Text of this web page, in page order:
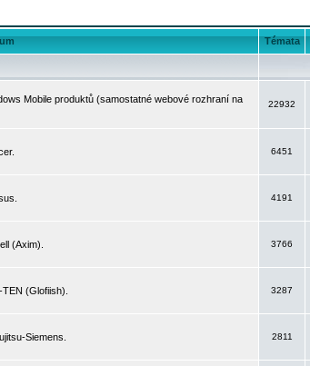
Témata
Mobile produktů (samostatné webové rozhraní na
22932
6451
4191
(Axim).
3766
(Glofiish).
3287
Siemens.
2811